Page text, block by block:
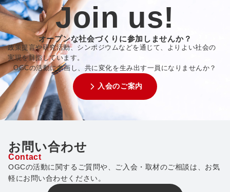
Join us!
オープンな社会づくりに参加しませんか？
政策提言や研究活動、シンポジウムなどを通じて、よりよい社会の
実現を目指しています。
OGCの活動に参画し、共に変化を生み出す一員になりませんか？
入会のご案内
お問い合わせ
Contact
OGCの活動に関するご質問や、ご入会・取材のご相談は、お気
軽にお問い合わせください。